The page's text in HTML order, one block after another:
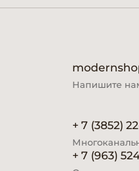
Напишите
+ 7 (3852)
+ 7 (963)